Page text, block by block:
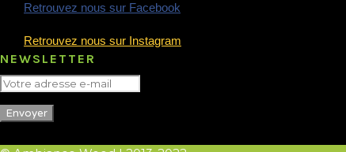
Retrouvez nous sur Facebook
Retrouvez nous sur Instagram
NEWSLETTER